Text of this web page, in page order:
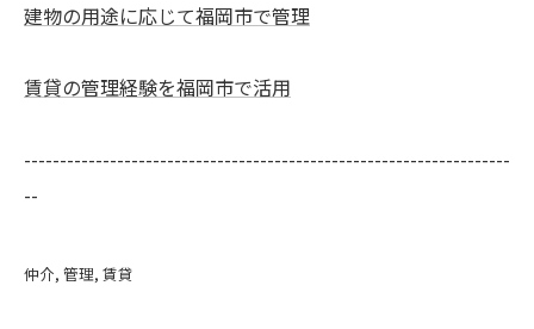
建物の用途に応じて福岡市で管理
賃貸の管理経験を福岡市で活用
--------------------------------------------------------------------
--
仲介 管理 賃貸